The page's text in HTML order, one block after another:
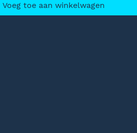
Voeg toe aan winkelwagen